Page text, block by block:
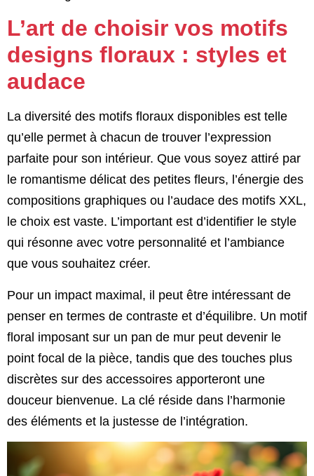
L’art de choisir vos motifs
designs floraux : styles et
audace
La diversité des motifs floraux disponibles est telle
qu’elle permet à chacun de trouver l’expression
parfaite pour son intérieur. Que vous soyez attiré par
le romantisme délicat des petites fleurs, l’énergie des
compositions graphiques ou l’audace des motifs XXL,
le choix est vaste. L’important est d’identifier le style
qui résonne avec votre personnalité et l’ambiance
que vous souhaitez créer.
Pour un impact maximal, il peut être intéressant de
penser en termes de contraste et d’équilibre. Un motif
floral imposant sur un pan de mur peut devenir le
point focal de la pièce, tandis que des touches plus
discrètes sur des accessoires apporteront une
douceur bienvenue. La clé réside dans l’harmonie
des éléments et la justesse de l’intégration.